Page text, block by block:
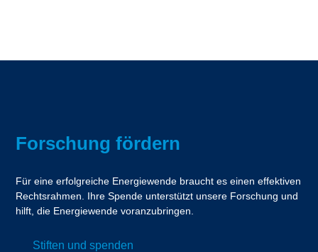
Forschung fördern
Für eine erfolgreiche Energiewende braucht es einen effektiven
Rechtsrahmen. Ihre Spende unterstützt unsere Forschung und
hilft, die Energiewende voranzubringen.
Stiften und spenden